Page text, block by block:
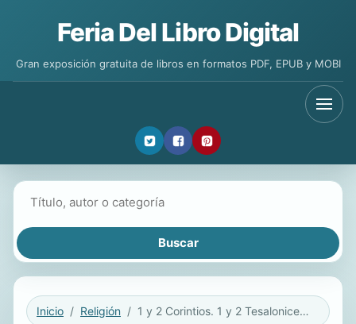
Feria Del Libro Digital
Gran exposición gratuita de libros en formatos PDF, EPUB y MOBI
Inicio Religión 1 y 2 Corintios. 1 y 2 Tesalonicenses